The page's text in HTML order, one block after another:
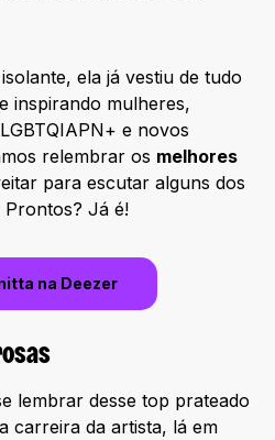
ela já vestiu de tudo
inspirando mulheres,
e novos
relembrar os melhores
para escutar alguns dos
Prontos? Já é!
na Deezer
lembrar desse top prateado
carreira da artista, lá em